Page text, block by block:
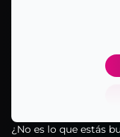
¿No es lo que estás